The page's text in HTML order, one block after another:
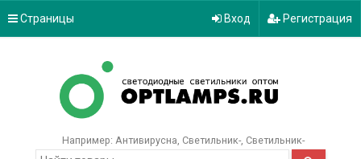
Страницы Вход Регистрация
Например: Антивирусна Светильник- Светильник-